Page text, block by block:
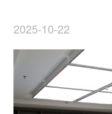
2025-10-22